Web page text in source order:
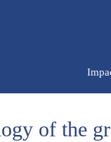
of the